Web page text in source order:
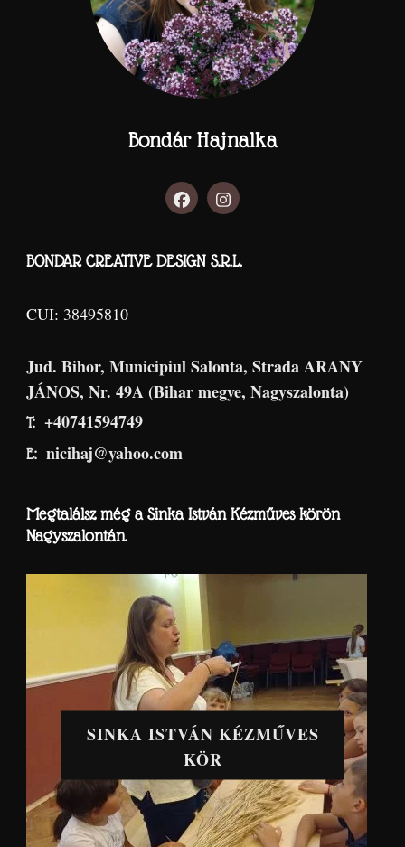
Bondár Hajnalka
BONDAR CREATIVE DESIGN S.R.L.
CUI: 38495810
Jud. Bihor, Municipiul Salonta, Strada ARANY
JÁNOS, Nr. 49A (Bihar megye, Nagyszalonta)
T: +40741594749
E: nicihaj@yahoo.com
Megtalálsz még a Sinka István Kézműves körön
Nagyszalontán.
SINKA ISTVÁN KÉZMŰVES
KÖR